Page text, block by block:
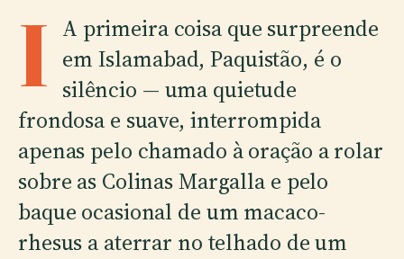
I A primeira coisa que surpreende
em Islamabad, Paquistão, é o
silêncio — uma quietude
frondosa e suave, interrompida
apenas pelo chamado à oração a rolar
sobre as Colinas Margalla e pelo
baque ocasional de um macaco-
rhesus a aterrar no telhado de um